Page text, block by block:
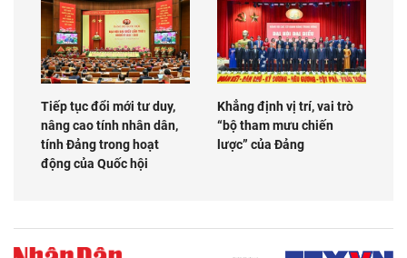
Tiếp tục đổi mới tư duy,
nâng cao tính nhân dân,
tính Đảng trong hoạt
động của Quốc hội
Khẳng định vị trí, vai trò
“bộ tham mưu chiến
lược” của Đảng